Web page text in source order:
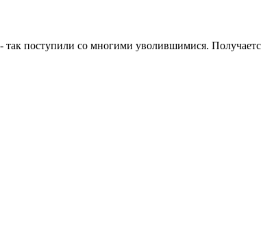
поступили со многими уволившимися.